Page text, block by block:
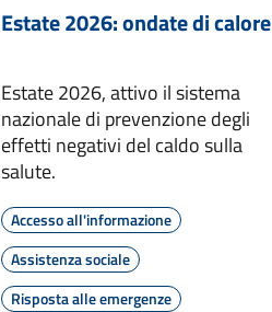
Estate 2026: ondate di calore
Estate 2026, attivo il sistema
nazionale di prevenzione degli
effetti negativi del caldo sulla
salute.
Accesso all'informazione
Assistenza sociale
Risposta alle emergenze